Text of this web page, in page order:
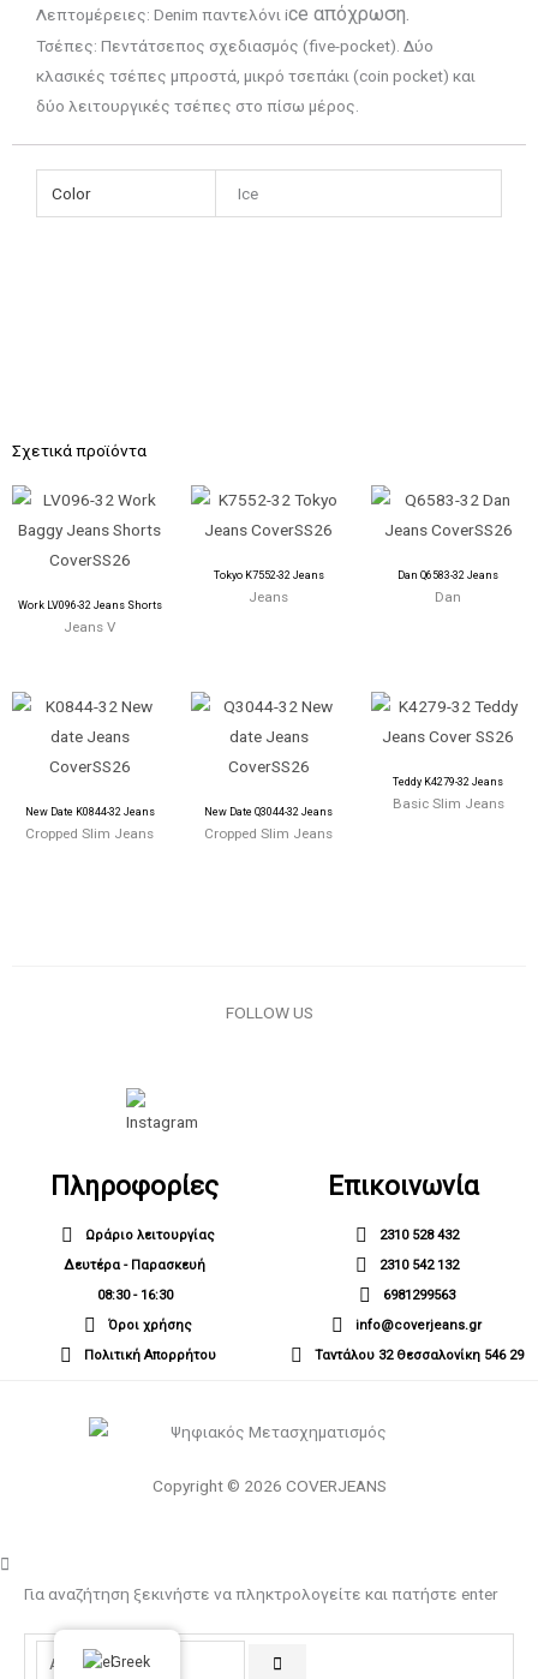
Λεπτομέρειες: Denim παντελόνι ice απόχρωση.
Τσέπες: Πεντάτσεπος σχεδιασμός (five-pocket). Δύο
κλασικές τσέπες μπροστά, μικρό τσεπάκι (coin pocket) και
δύο λειτουργικές τσέπες στο πίσω μέρος.
Color Ice
Σχετικά προϊόντα
Work LV096-32 Jeans Shorts
Jeans V
Tokyo K7552-32 Jeans
Jeans
Dan Q6583-32 Jeans
Dan
New Date K0844-32 Jeans
Cropped Slim Jeans
New Date Q3044-32 Jeans
Cropped Slim Jeans
Teddy K4279-32 Jeans
Basic Slim Jeans
FOLLOW US
Πληροφορίες
Ωράριο λειτουργίας
Δευτέρα - Παρασκευή
08:30 - 16:30
Όροι χρήσης
Πολιτική Απορρήτου
Επικοινωνία
2310 528 432
2310 542 132
6981299563
info@coverjeans.gr
Ταντάλου 32 Θεσσαλονίκη 546 29
Copyright © 2026 COVERJEANS
Για αναζήτηση ξεκινήστε να πληκτρολογείτε και πατήστε enter
Greek